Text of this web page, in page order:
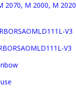
2070, M 2000, M 2020
V3
V3